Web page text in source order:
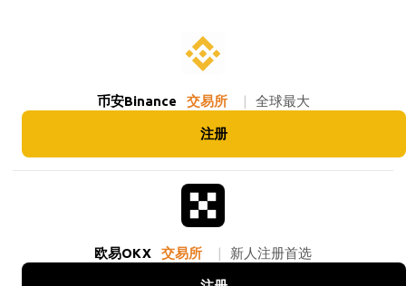
币安Binance 交易所 | 全球最大
注册
欧易OKX 交易所 | 新人注册首选